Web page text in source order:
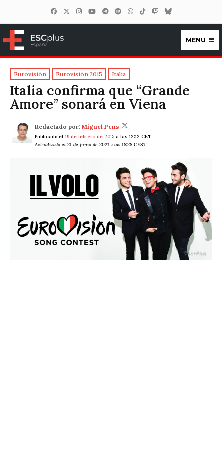
ESCplus España
MENU
Eurovisión Eurovisión 2015 Italia
Italia confirma que “Grande
Amore” sonará en Viena
Redactado por: Miguel Pons
Publicado el 19 de febrero de 2015 a las 12:12 CET
Actualizado el 21 de junio de 2021 a las 18:28 CEST